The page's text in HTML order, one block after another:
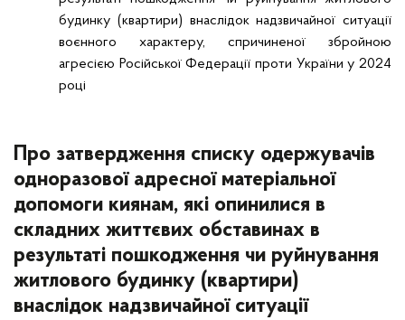
будинку (квартири) внаслідок надзвичайної ситуації
воєнного характеру, спричиненої збройною
агресією Російської Федерації проти України у 2024
році
Про затвердження списку одержувачів
одноразової адресної матеріальної
допомоги киянам, які опинилися в
складних життєвих обставинах в
результаті пошкодження чи руйнування
житлового будинку (квартири)
внаслідок надзвичайної ситуації